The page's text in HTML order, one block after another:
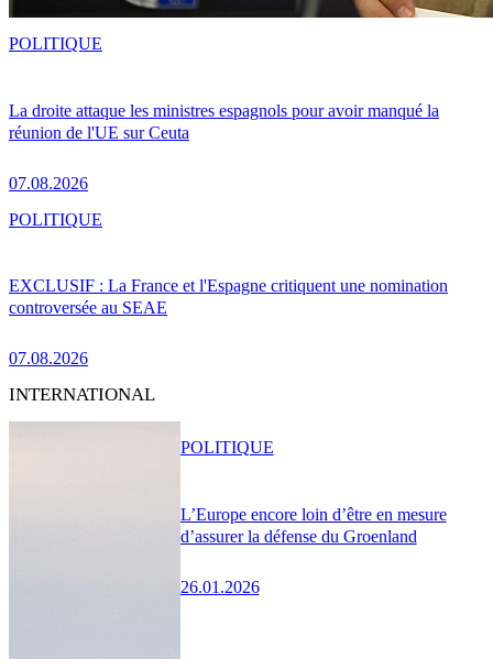
La droite attaque les ministres espagnols pour avoir manqué la
réunion de l'UE sur Ceuta
07.08.2026
POLITIQUE
EXCLUSIF : La France et l'Espagne critiquent une nomination
controversée au SEAE
07.08.2026
POLITIQUE
INTERNATIONAL
L’Europe encore loin d’être en mesure
d’assurer la défense du Groenland
26.01.2026
POLITIQUE